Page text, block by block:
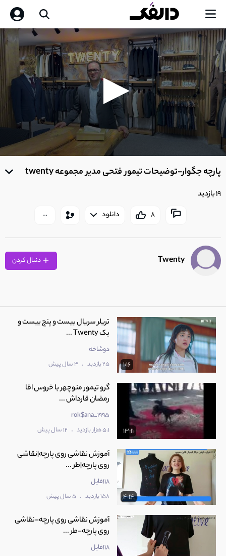
0
of پارچه جگوار-توضیحات تیمور فتحی مدیر مجموعه twenty
19 بازدید
8 دانلود
Twenty
1:16
تریلر سریال بیست و پنج بیست و
یک Twenty ...
دوشاخه
25 بازدید . 3 سال پیش
13:11
گرو تیمور منوچهر با خروس اقا
رمضان قارداش ...
rok$ana_1995
5.1 هزار بازدید . 12 سال پیش
4:14
آموزش نقاشی روی پارچه|نقاشی
روی پارچه|طر ...
118فایل
158 بازدید . 5 سال پیش
آموزش نقاشی روی پارچه-نقاشی
روی پارچه-طر ...
118فایل